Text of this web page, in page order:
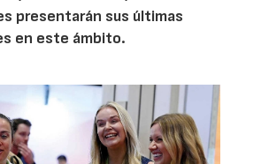
presentarán sus últimas
en este ámbito.